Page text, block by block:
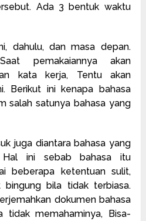
Ada 3 bentuk waktu
dahulu, dan masa depan.
pemakaiannya akan
kata kerja, Tentu akan
Berikut ini kenapa bahasa
salah satunya bahasa yang
juga diantara bahasa yang
ini sebab bahasa itu
beberapa ketentuan sulit,
bila tidak terbiasa.
dokumen bahasa
tidak memahaminya, Bisa-